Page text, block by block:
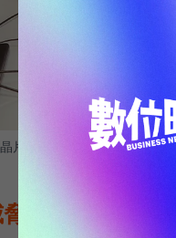
片，滿足不同領域的應用。
斷手腳，向前